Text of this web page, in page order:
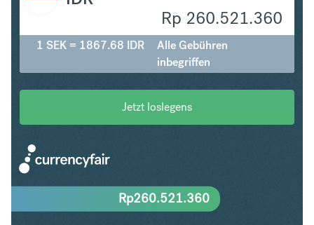
Rp 260.521.360
1 SEK = 1867.68 IDR
Alle Gebühren
inbegriffen
Jetzt loslegens
Rp260.521.360